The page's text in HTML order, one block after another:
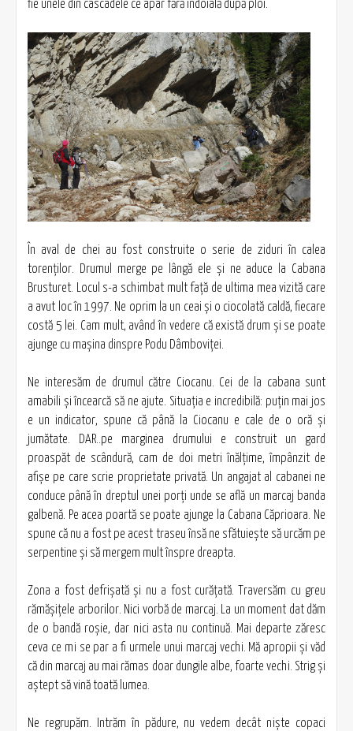
fie unele din cascadele ce apar fără îndoială după ploi.
În aval de chei au fost construite o serie de ziduri în calea
torenţilor. Drumul merge pe lângă ele şi ne aduce la Cabana
Brusturet. Locul s-a schimbat mult faţă de ultima mea vizită care
a avut loc în 1997. Ne oprim la un ceai şi o ciocolată caldă, fiecare
costă 5 lei. Cam mult, având în vedere că există drum şi se poate
ajunge cu maşina dinspre Podu Dâmboviţei.
Ne interesăm de drumul către Ciocanu. Cei de la cabana sunt
amabili şi încearcă să ne ajute. Situaţia e incredibilă: puţin mai jos
e un indicator, spune că până la Ciocanu e cale de o oră şi
jumătate. DAR..pe marginea drumului e construit un gard
proaspăt de scândură, cam de doi metri înălţime, împânzit de
afişe pe care scrie proprietate privată. Un angajat al cabanei ne
conduce până în dreptul unei porţi unde se află un marcaj banda
galbenă. Pe acea poartă se poate ajunge la Cabana Căprioara. Ne
spune că nu a fost pe acest traseu însă ne sfătuieşte să urcăm pe
serpentine şi să mergem mult înspre dreapta.
Zona a fost defrişată şi nu a fost curăţată. Traversăm cu greu
rămăşiţele arborilor. Nici vorbă de marcaj. La un moment dat dăm
de o bandă roşie, dar nici asta nu continuă. Mai departe zăresc
ceva ce mi se par a fi urmele unui marcaj vechi. Mă apropii şi văd
că din marcaj au mai rămas doar dungile albe, foarte vechi. Strig şi
aştept să vină toată lumea.
Ne regrupăm. Intrăm în pădure, nu vedem decât nişte copaci